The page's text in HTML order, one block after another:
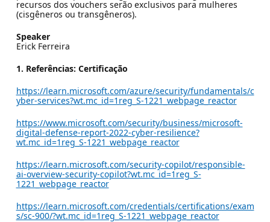
recursos dos vouchers serão exclusivos para mulheres
(cisgêneros ou transgêneros).
Speaker
Erick Ferreira
1. Referências: Certificação
https://learn.microsoft.com/azure/security/fundamentals/c
yber-services?wt.mc_id=1reg_S-1221_webpage_reactor
https://www.microsoft.com/security/business/microsoft-
digital-defense-report-2022-cyber-resilience?
wt.mc_id=1reg_S-1221_webpage_reactor
https://learn.microsoft.com/security-copilot/responsible-
ai-overview-security-copilot?wt.mc_id=1reg_S-
1221_webpage_reactor
https://learn.microsoft.com/credentials/certifications/exam
s/sc-900/?wt.mc_id=1reg_S-1221_webpage_reactor